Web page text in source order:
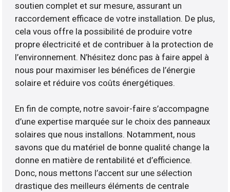
soutien complet et sur mesure, assurant un
raccordement efficace de votre installation. De plus,
cela vous offre la possibilité de produire votre
propre électricité et de contribuer à la protection de
l’environnement. N’hésitez donc pas à faire appel à
nous pour maximiser les bénéfices de l’énergie
solaire et réduire vos coûts énergétiques.
En fin de compte, notre savoir-faire s’accompagne
d’une expertise marquée sur le choix des panneaux
solaires que nous installons. Notamment, nous
savons que du matériel de bonne qualité change la
donne en matière de rentabilité et d’efficience.
Donc, nous mettons l’accent sur une sélection
drastique des meilleurs éléments de centrale